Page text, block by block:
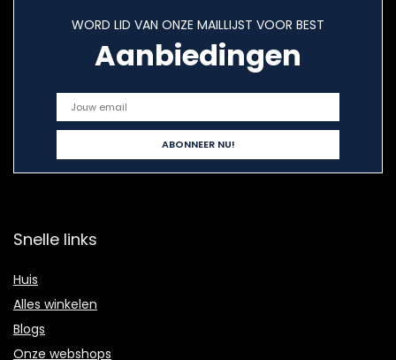
WORD LID VAN ONZE MAILLIJST VOOR BEST
Aanbiedingen
Snelle links
Huis
Alles winkelen
Blogs
Onze webshops